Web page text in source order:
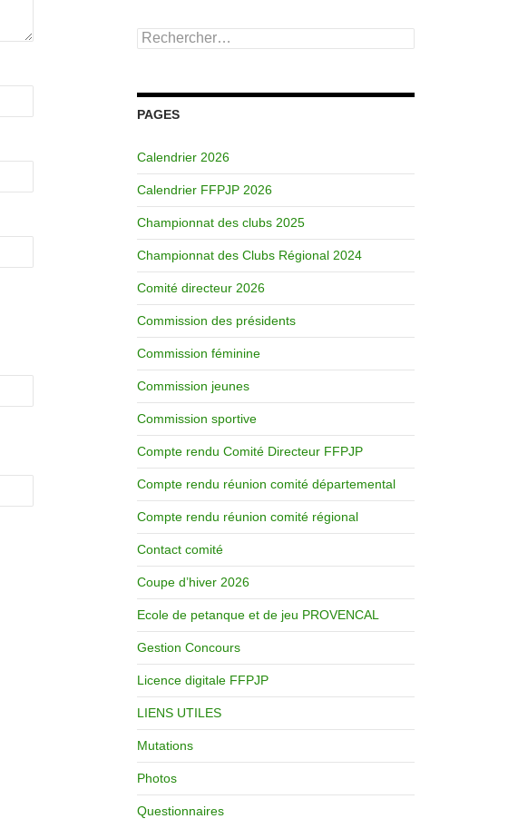
Rechercher :
PAGES
Calendrier 2026
Calendrier FFPJP 2026
Championnat des clubs 2025
Championnat des Clubs Régional 2024
Comité directeur 2026
Commission des présidents
Commission féminine
Commission jeunes
Commission sportive
Compte rendu Comité Directeur FFPJP
Compte rendu réunion comité départemental
Compte rendu réunion comité régional
Contact comité
Coupe d’hiver 2026
Ecole de petanque et de jeu PROVENCAL
Gestion Concours
Licence digitale FFPJP
LIENS UTILES
Mutations
Photos
Questionnaires